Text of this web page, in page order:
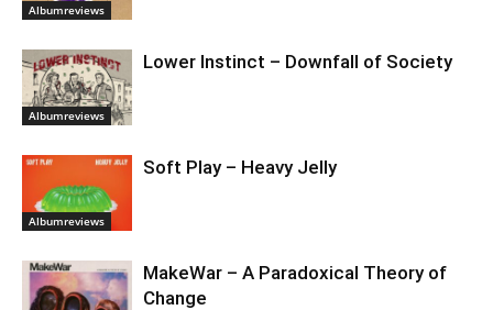
Albumreviews
Albumreviews
Lower Instinct – Downfall of Society
Albumreviews
Soft Play – Heavy Jelly
MakeWar – A Paradoxical Theory of
Change